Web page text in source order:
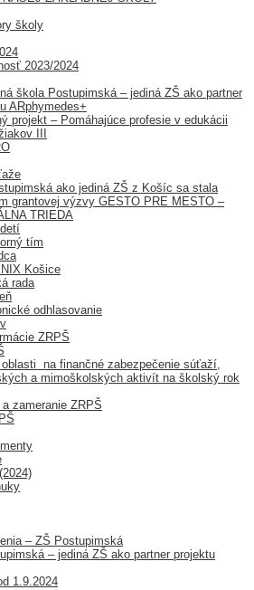
školy
2023/2024
škola Postupimská – jediná ZŠ ako partner
ARphymedes+
projekt – Pomáhajúce profesie v edukácii
III
ako jediná ZŠ z Košíc sa stala
grantovej výzvy GESTO PRE MESTO –
TRIEDA
tím
Košice
rada
odhlasovanie
ZRPŠ
na finančné zabezpečenie súťaží,
a mimoškolských aktivít na školský rok
zameranie ZRPŠ
– ZŠ Postupimská
– jediná ZŠ ako partner projektu
1.9.2024